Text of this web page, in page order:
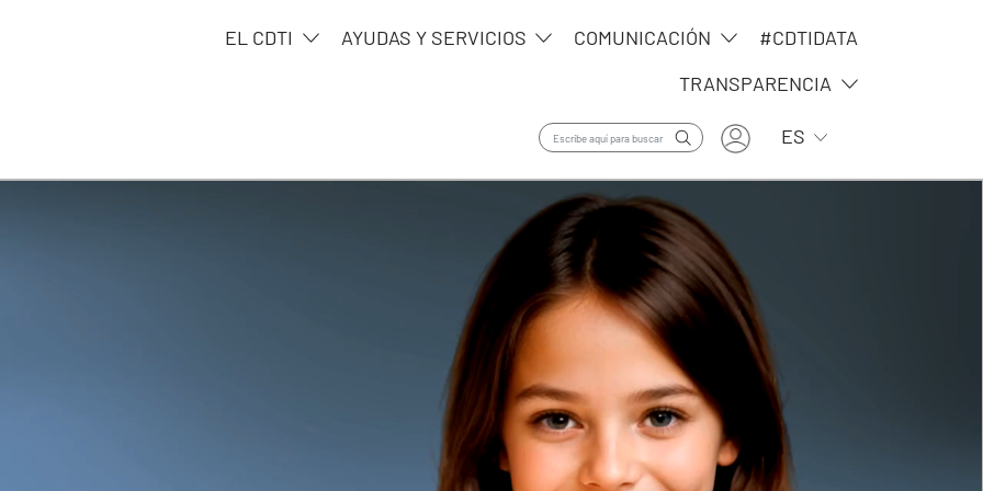
EL CDTI AYUDAS Y SERVICIOS COMUNICACIÓN
#CDTIDATA
TRANSPARENCIA
User account menu
ES Lista adicional de